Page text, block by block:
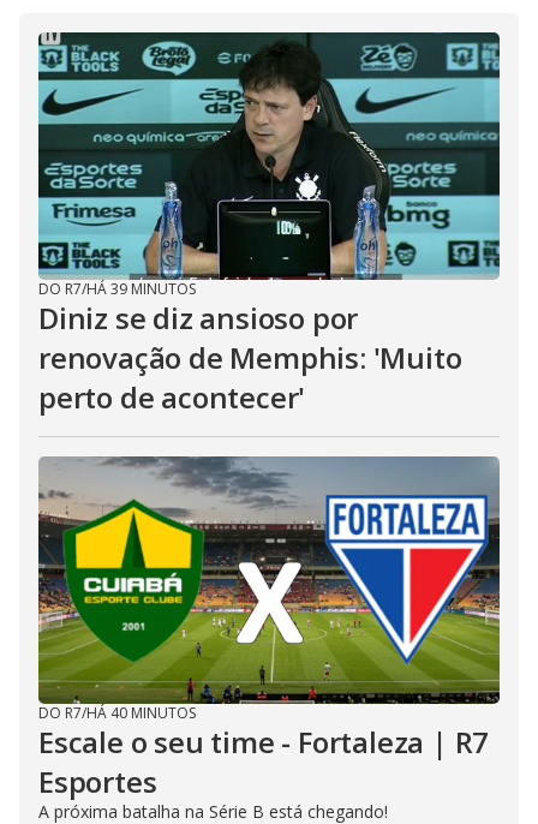
DO R7/HÁ 39 MINUTOS
Diniz se diz ansioso por
renovação de Memphis: 'Muito
perto de acontecer'
DO R7/HÁ 40 MINUTOS
Escale o seu time - Fortaleza | R7
Esportes
A próxima batalha na Série B está chegando!